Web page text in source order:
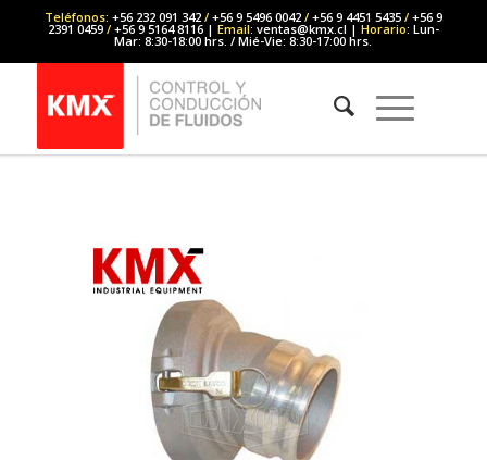
Teléfonos: +56 232 091 342 /+56 9 5496 0042 /+56 9 4451 5435 /+56 9
2391 0459 /+56 9 5164 8116 | Email: ventas@kmx.cl | Horario: Lun-
Mar: 8:30-18:00 hrs. / Mié-Vie: 8:30-17:00 hrs.